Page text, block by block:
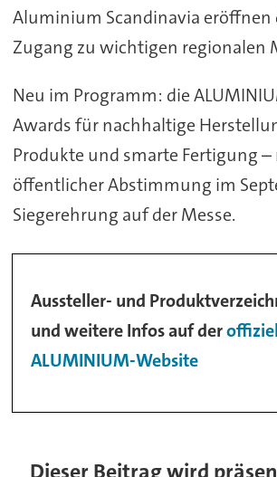
Aluminium Scandinavia eröffnen
Zugang zu wichtigen regionalen
Neu im Programm: die
Awards für nachhaltige
Produkte und smarte Fertigung
öffentlicher Abstimmung im
Siegerehrung auf der Messe.
Aussteller- und
und weitere Infos auf der
ALUMINIUM-Website